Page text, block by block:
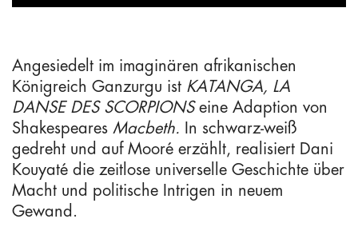
Angesiedelt im imaginären afrikanischen
Königreich Ganzurgu ist KATANGA, LA
DANSE DES SCORPIONSeine Adaption von
Shakespeares Macbeth. In schwarz-weiß
gedreht und auf Mooré erzählt, realisiert Dani
Kouyaté die zeitlose universelle Geschichte über
Macht und politische Intrigen in neuem
Gewand.